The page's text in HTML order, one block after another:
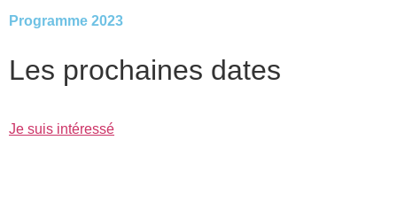
Programme 2023
Les prochaines dates
Je suis intéressé